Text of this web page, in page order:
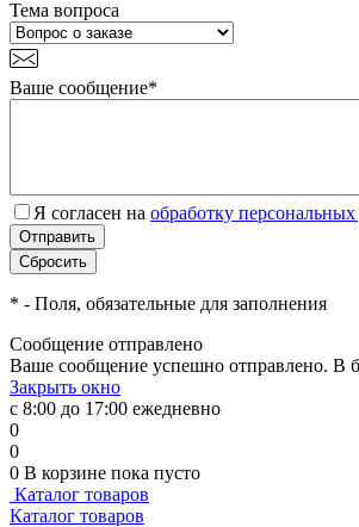
Тема вопроса
Ваше сообщение*
Я согласен на обработку
* - Поля, обязательные для заполнения
Сообщение отправлено
Ваше сообщение успешно отправлено. В
Закрыть окно
с 8:00 до 17:00 ежедневно
0
0
0 В корзине пока пусто
Каталог товаров
Каталог товаров